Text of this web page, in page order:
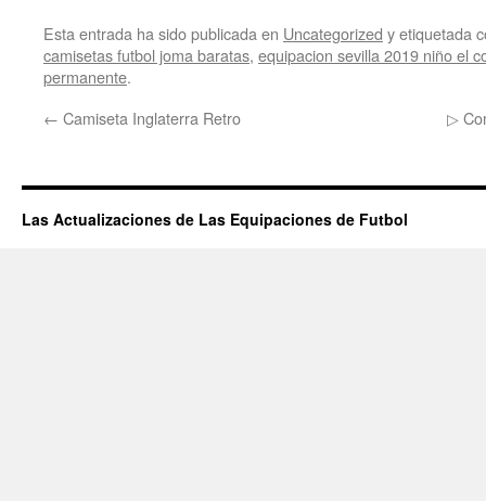
Esta entrada ha sido publicada en Uncategorized y etiquetada
camisetas futbol joma baratas, equipacion sevilla 2019 niño el
permanente.
← Camiseta Inglaterra Retro ▷
Las Actualizaciones de Las Equipaciones de Futbol